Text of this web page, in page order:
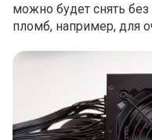
можно будет снять
пломб, например, для